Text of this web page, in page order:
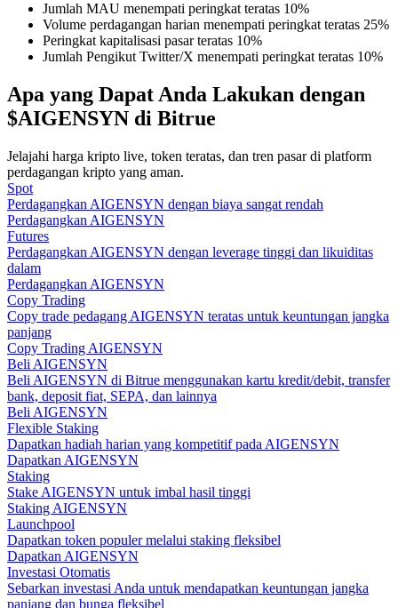
Memandu
Panduan Pemula Berjangka
Strategi perdagangan
Pelajari cara untuk tetap menghasilkan keuntungan
Menghasilkan
Jumlah MAU menempati peringkat teratas 10%
Volume perdagangan harian menempati peringkat teratas 25%
Peringkat kapitalisasi pasar teratas 10%
Jumlah Pengikut Twitter/X menempati peringkat teratas 10%
Apa yang Dapat Anda Lakukan dengan
$AIGENSYN di Bitrue
Jelajahi harga kripto live, token teratas, dan tren pasar di platform
perdagangan kripto yang aman.
Spot
Perdagangkan AIGENSYN dengan biaya sangat rendah
Perdagangkan AIGENSYN
Futures
Perdagangkan AIGENSYN dengan leverage tinggi dan likuiditas
dalam
Perdagangkan AIGENSYN
Copy Trading
Copy trade pedagang AIGENSYN teratas untuk keuntungan jangka
panjang
Copy Trading AIGENSYN
Beli AIGENSYN
Beli AIGENSYN di Bitrue menggunakan kartu kredit/debit, transfer
bank, deposit fiat, SEPA, dan lainnya
Beli AIGENSYN
Flexible Staking
Dapatkan hadiah harian yang kompetitif pada AIGENSYN
Dapatkan AIGENSYN
Staking
Stake AIGENSYN untuk imbal hasil tinggi
Staking AIGENSYN
Launchpool
Dapatkan token populer melalui staking fleksibel
Dapatkan AIGENSYN
Investasi Otomatis
Sebarkan investasi Anda untuk mendapatkan keuntungan jangka
panjang dan bunga fleksibel